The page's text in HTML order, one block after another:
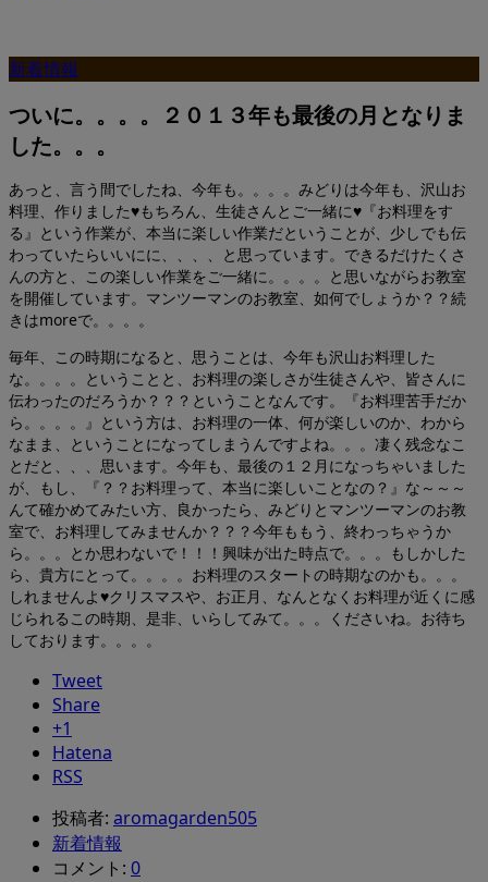
新着情報
ついに。。。。２０１３年も最後の月となりま
した。。。
あっと、言う間でしたね、今年も。。。。みどりは今年も、沢山お
料理、作りました♥もちろん、生徒さんとご一緒に♥『お料理をす
る』という作業が、本当に楽しい作業だということが、少しでも伝
わっていたらいいにに、、、、と思っています。できるだけたくさ
んの方と、この楽しい作業をご一緒に。。。。と思いながらお教室
を開催しています。マンツーマンのお教室、如何でしょうか？？続
きはmoreで。。。。
毎年、この時期になると、思うことは、今年も沢山お料理した
な。。。。ということと、お料理の楽しさが生徒さんや、皆さんに
伝わったのだろうか？？？ということなんです。『お料理苦手だか
ら。。。。』という方は、お料理の一体、何が楽しいのか、わから
なまま、ということになってしまうんですよね。。。凄く残念なこ
とだと、、、思います。今年も、最後の１２月になっちゃいました
が、もし、『？？お料理って、本当に楽しいことなの？』な～～～
んて確かめてみたい方、良かったら、みどりとマンツーマンのお教
室で、お料理してみませんか？？？今年ももう、終わっちゃうか
ら。。。とか思わないで！！！興味が出た時点で。。。もしかした
ら、貴方にとって。。。。お料理のスタートの時期なのかも。。。
しれませんよ♥クリスマスや、お正月、なんとなくお料理が近くに感
じられるこの時期、是非、いらしてみて。。。くださいね。お待ち
しております。。。。
Tweet
Share
+1
Hatena
RSS
投稿者: aromagarden505
新着情報
コメント: 0